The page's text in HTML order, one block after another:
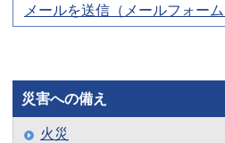
メールを送信（メールフォーム
災害への備え
火災